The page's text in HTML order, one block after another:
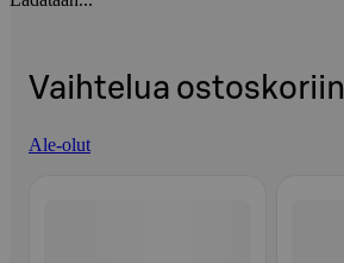
Vaihtelua ostoskoriin
Ale-olut